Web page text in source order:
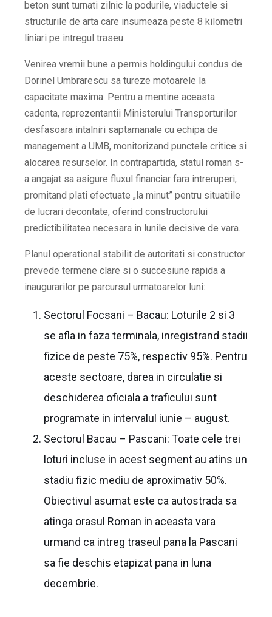
beton sunt turnati zilnic la podurile, viaductele si
structurile de arta care insumeaza peste 8 kilometri
liniari pe intregul traseu.
Venirea vremii bune a permis holdingului condus de
Dorinel Umbrarescu sa tureze motoarele la
capacitate maxima. Pentru a mentine aceasta
cadenta, reprezentantii Ministerului Transporturilor
desfasoara intalniri saptamanale cu echipa de
management a UMB, monitorizand punctele critice si
alocarea resurselor. In contrapartida, statul roman s-
a angajat sa asigure fluxul financiar fara intreruperi,
promitand plati efectuate „la minut” pentru situatiile
de lucrari decontate, oferind constructorului
predictibilitatea necesara in lunile decisive de vara.
Planul operational stabilit de autoritati si constructor
prevede termene clare si o succesiune rapida a
inaugurarilor pe parcursul urmatoarelor luni:
Sectorul Focsani – Bacau: Loturile 2 si 3
se afla in faza terminala, inregistrand stadii
fizice de peste 75%, respectiv 95%. Pentru
aceste sectoare, darea in circulatie si
deschiderea oficiala a traficului sunt
programate in intervalul iunie – august.
Sectorul Bacau – Pascani: Toate cele trei
loturi incluse in acest segment au atins un
stadiu fizic mediu de aproximativ 50%.
Obiectivul asumat este ca autostrada sa
atinga orasul Roman in aceasta vara
urmand ca intreg traseul pana la Pascani
sa fie deschis etapizat pana in luna
decembrie.